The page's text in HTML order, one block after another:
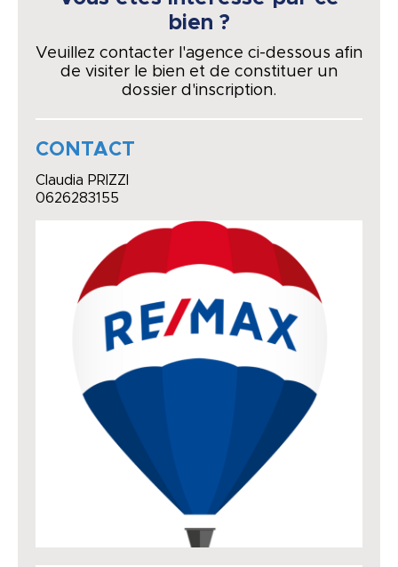
bien ?
Veuillez contacter l'agence ci-dessous afin
de visiter le bien et de constituer un
dossier d'inscription.
CONTACT
Claudia PRIZZI
0626283155